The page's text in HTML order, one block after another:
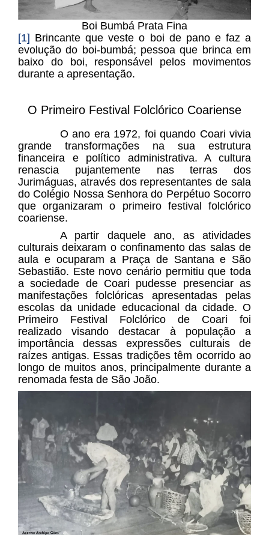
Boi Bumbá Prata Fina
[1] Brincante que veste o boi de pano e faz a
evolução do boi-bumbá; pessoa que brinca em
baixo do boi, responsável pelos movimentos
durante a apresentação.
O Primeiro Festival Folclórico Coariense
O ano era 1972, foi quando Coari vivia
grande transformações na sua estrutura
financeira e político administrativa. A cultura
renascia pujantemente nas terras dos
Jurimáguas, através dos representantes de sala
do Colégio Nossa Senhora do Perpétuo Socorro
que organizaram o primeiro festival folclórico
coariense.
A partir daquele ano, as atividades
culturais deixaram o confinamento das salas de
aula e ocuparam a Praça de Santana e São
Sebastião. Este novo cenário permitiu que toda
a sociedade de Coari pudesse presenciar as
manifestações folclóricas apresentadas pelas
escolas da unidade educacional da cidade. O
Primeiro Festival Folclórico de Coari foi
realizado visando destacar à população a
importância dessas expressões culturais de
raízes antigas. Essas tradições têm ocorrido ao
longo de muitos anos, principalmente durante a
renomada festa de São João.